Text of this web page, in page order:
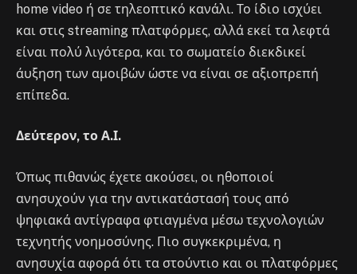
home video ή σε τηλεοπτικό κανάλι. Το ίδιο ισχύει
και στις streaming πλατφόρμες, αλλά εκεί τα λεφτά
είναι πολύ λιγότερα, και το σωματείο διεκδικεί
άυξηση των αμοιβών ώστε να είναι σε αξιοπρεπή
επίπεδα.
Δεύτερον, το Α.Ι.
Όπως πιθανώς έχετε ακούσει, οι ηθοποιοί
ανησυχούν για την αντικατάστασή τους από
ψηφιακά αντίγραφα φτιαγμένα μέσω τεχνολογιών
τεχνητής νοημοσύνης. Πιο συγκεκριμένα, η
ανησυχία αφορά ότι τα στούντιο και οι πλατφόρμες